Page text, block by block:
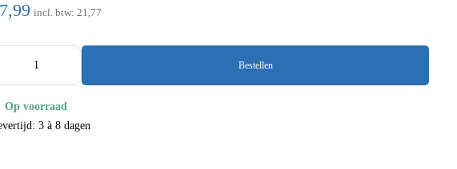
incl. btw:21,77
Bestellen
Op voorraad
3 à 8 dagen